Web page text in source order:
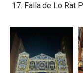
Falla de Lo Rat